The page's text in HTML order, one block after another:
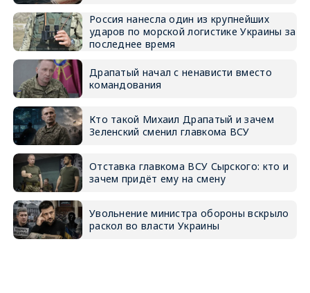
Россия нанесла один из крупнейших
ударов по морской логистике Украины за
последнее время
Драпатый начал с ненависти вместо
командования
Кто такой Михаил Драпатый и зачем
Зеленский сменил главкома ВСУ
Отставка главкома ВСУ Сырского: кто и
зачем придёт ему на смену
Увольнение министра обороны вскрыло
раскол во власти Украины